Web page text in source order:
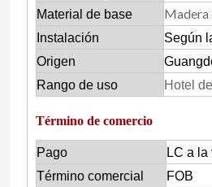
Material de base Madera
Instalación
Según
Origen
Rango de uso
Hotel
Término de comercio
Pago
LC a
Término comercial
FOB